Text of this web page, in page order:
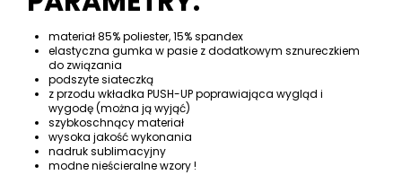
materiał 85% poliester, 15% spandex
elastyczna gumka w pasie z dodatkowym sznureczkiem
do związania
podszyte siateczką
z przodu wkładka PUSH-UP poprawiająca wygląd i
wygodę (można ją wyjąć)
szybkoschnący materiał
wysoka jakość wykonania
nadruk sublimacyjny
modne nieścieralne wzory !